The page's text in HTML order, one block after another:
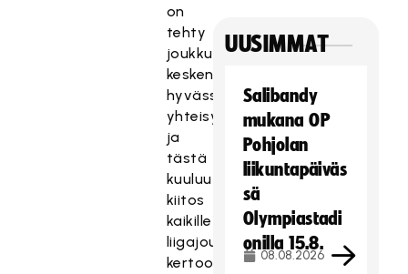
on
tehty
joukkueiden
kesken
hyvässä
yhteisymmärryksessä
ja
tästä
kuuluu
kiitos
kaikille
liigajoukkueille,
kertoo
UUSIMMAT
Salibandy
mukana OP
Pohjolan
liikuntapäiväs
sä
Olympiastadi
onilla 15.8.
08.08.2026